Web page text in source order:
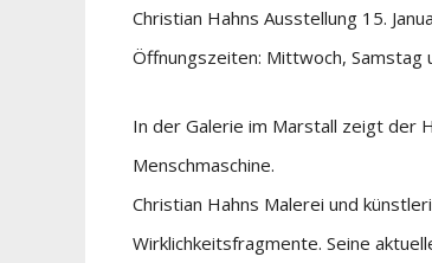
Christian Hahns Ausstellung 15.
Öffnungszeiten: Mittwoch, Samstag
In der Galerie im Marstall zeigt der
Menschmaschine.
Christian Hahns Malerei und
Wirklichkeitsfragmente. Seine